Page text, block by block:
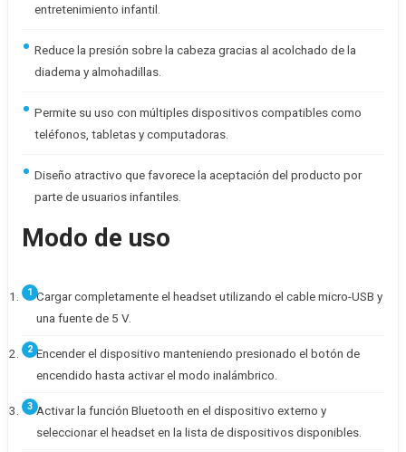
entretenimiento infantil.
Reduce la presión sobre la cabeza gracias al acolchado de la
diadema y almohadillas.
Permite su uso con múltiples dispositivos compatibles como
teléfonos, tabletas y computadoras.
Diseño atractivo que favorece la aceptación del producto por
parte de usuarios infantiles.
Modo de uso
Cargar completamente el headset utilizando el cable micro-USB y
una fuente de 5 V.
Encender el dispositivo manteniendo presionado el botón de
encendido hasta activar el modo inalámbrico.
Activar la función Bluetooth en el dispositivo externo y
seleccionar el headset en la lista de dispositivos disponibles.